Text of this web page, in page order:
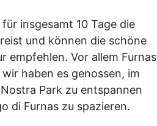
insgesamt 10 Tage die
und können die schöne
empfehlen. Vor allem Furnas
haben es genossen, im
Park zu entspannen
di Furnas zu spazieren.